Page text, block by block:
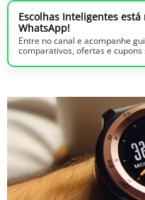
Escolhas Inteligentes está
WhatsApp!
Entre no canal e acompanhe
comparativos, ofertas e cupons